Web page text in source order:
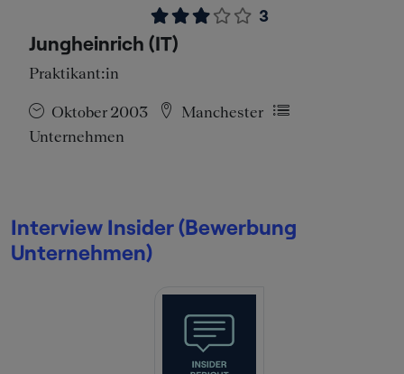
3
Jungheinrich (IT)
Praktikant:in
Oktober 2003
Manchester
Unternehmen
Interview Insider (Bewerbung
Unternehmen)